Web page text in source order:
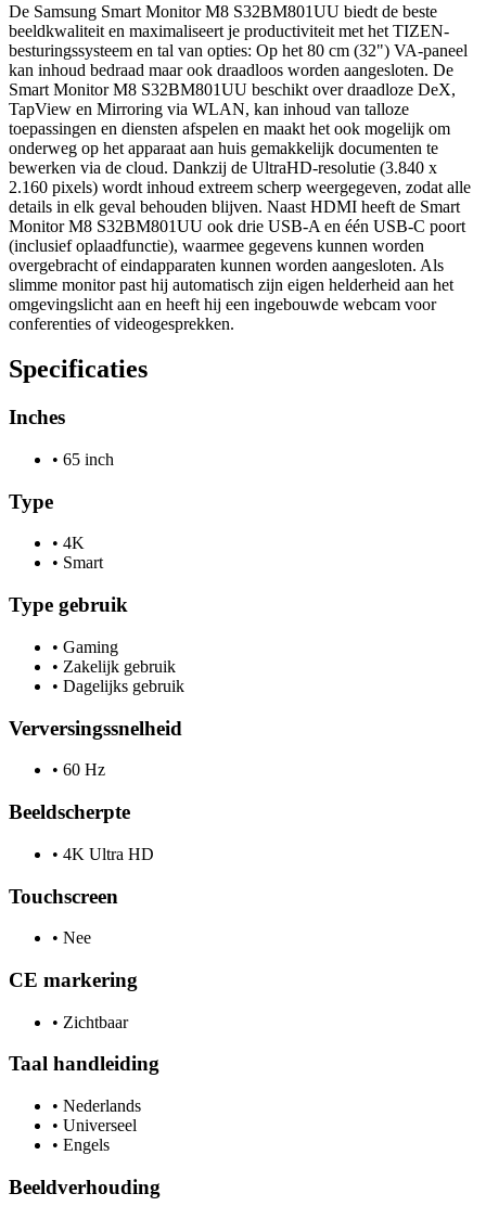
De Samsung Smart Monitor M8 S32BM801UU biedt de beste
beeldkwaliteit en maximaliseert je productiviteit met het TIZEN-
besturingssysteem en tal van opties: Op het 80 cm (32") VA-paneel
kan inhoud bedraad maar ook draadloos worden aangesloten. De
Smart Monitor M8 S32BM801UU beschikt over draadloze DeX,
TapView en Mirroring via WLAN, kan inhoud van talloze
toepassingen en diensten afspelen en maakt het ook mogelijk om
onderweg op het apparaat aan huis gemakkelijk documenten te
bewerken via de cloud. Dankzij de UltraHD-resolutie (3.840 x
2.160 pixels) wordt inhoud extreem scherp weergegeven, zodat alle
details in elk geval behouden blijven. Naast HDMI heeft de Smart
Monitor M8 S32BM801UU ook drie USB-A en één USB-C poort
(inclusief oplaadfunctie), waarmee gegevens kunnen worden
overgebracht of eindapparaten kunnen worden aangesloten. Als
slimme monitor past hij automatisch zijn eigen helderheid aan het
omgevingslicht aan en heeft hij een ingebouwde webcam voor
conferenties of videogesprekken.
Specificaties
Inches
• 65 inch
Type
• 4K
• Smart
Type gebruik
• Gaming
• Zakelijk gebruik
• Dagelijks gebruik
Verversingssnelheid
• 60 Hz
Beeldscherpte
• 4K Ultra HD
Touchscreen
• Nee
CE markering
• Zichtbaar
Taal handleiding
• Nederlands
• Universeel
• Engels
Beeldverhouding